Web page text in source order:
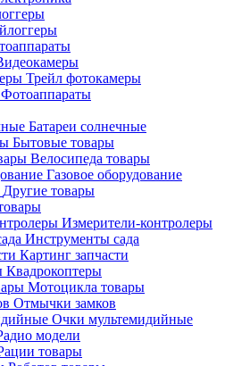
Трейл фотокамеры
Фотоаппараты
Батареи солнечные
Бытовые товары
Велосипеда товары
Газовое оборудование
Другие товары
Измерители-контролеры
Инструменты сада
Картинг запчасти
Квадрокоптеры
Мотоцикла товары
Отмычки замков
Очки мультемидийные
модели
товары